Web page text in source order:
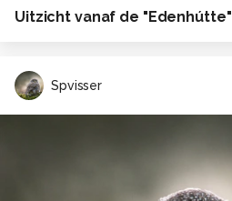
Uitzicht vanaf de "Edenhútte"
Spvisser